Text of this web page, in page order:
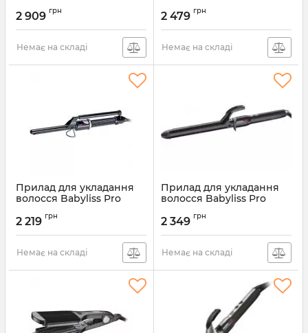
Артикул: BAB2912E
2 909 грн
Немає на складі
Артикул:
2 479 грн
Немає на складі
Прилад для укладання
волосся Babyliss Pro
Артикул:
2 219 грн
Немає на складі
Прилад для укладання
волосся Babyliss Pro
Артикул:
2 349 грн
Немає на складі